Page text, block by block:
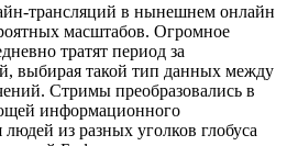
трансляций в нынешнем онлайн
масштабов. Огромное
тратят период за
выбирая такой тип данных между
Стримы преобразовались в
информационного
из разных уголков глобуса